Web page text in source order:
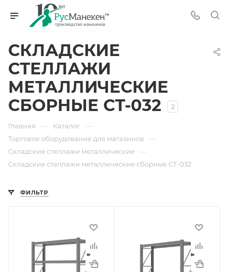
СКЛАДСКИЕ
СТЕЛЛАЖИ
МЕТАЛЛИЧЕСКИЕ
СБОРНЫЕ СТ-032
2
Главная — Каталог —
Торговое оборудование для магазинов —
Складские стеллажи металлические —
Складские стеллажи металлические сборные СТ-032
ФИЛЬТР